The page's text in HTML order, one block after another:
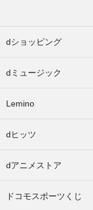
dショッピング
dミュージック
Lemino
dヒッツ
dアニメストア
ドコモスポーツくじ